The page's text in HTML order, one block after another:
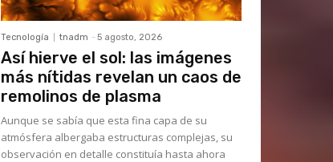
Tecnología tnadm - 5 agosto, 2026
Así hierve el sol: las imágenes
más nítidas revelan un caos de
remolinos de plasma
Aunque se sabía que esta fina capa de su
atmósfera albergaba estructuras complejas, su
observación en detalle constituía hasta ahora